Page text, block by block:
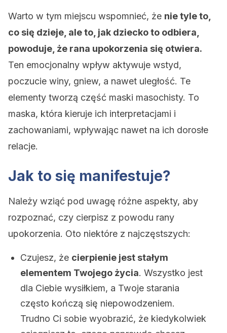
Warto w tym miejscu wspomnieć, że nie tyle to,
co się dzieje, ale to, jak dziecko to odbiera,
powoduje, że rana upokorzenia się otwiera.
Ten emocjonalny wpływ aktywuje wstyd,
poczucie winy, gniew, a nawet uległość. Te
elementy tworzą część maski masochisty. To
maska, która kieruje ich interpretacjami i
zachowaniami, wpływając nawet na ich dorosłe
relacje.
Jak to się manifestuje?
Należy wziąć pod uwagę różne aspekty, aby
rozpoznać, czy cierpisz z powodu rany
upokorzenia. Oto niektóre z najczęstszych:
Czujesz, że cierpienie jest stałym
elementem Twojego życia. Wszystko jest
dla Ciebie wysiłkiem, a Twoje starania
często kończą się niepowodzeniem.
Trudno Ci sobie wyobrazić, że kiedykolwiek